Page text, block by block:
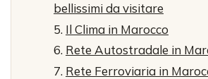
bellissimi da visitare
Il Clima in Marocco
Rete Autostradale in
Rete Ferroviaria in